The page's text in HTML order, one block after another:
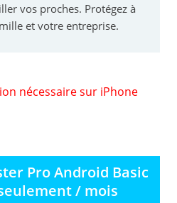
vos proches. Protégez à
et votre entreprise.
nécessaire sur iPhone
Pro Android Basic
/ mois